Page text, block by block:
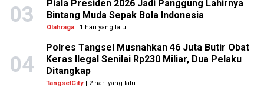
03
Piala Presiden 2026 Jadi Panggung Lahirnya
Bintang Muda Sepak Bola Indonesia
Olahraga| 1 hari yang lalu
04
Polres Tangsel Musnahkan 46 Juta Butir Obat
Keras Ilegal Senilai Rp230 Miliar, Dua Pelaku
Ditangkap
TangselCity | 2 hari yang lalu